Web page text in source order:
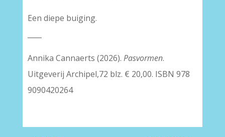
Een diepe buiging.
Annika Cannaerts (2026). Pasvormen.
Uitgeverij Archipel,72 blz. € 20,00. ISBN 978
9090420264